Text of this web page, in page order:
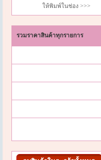
ให้พิมพ์ในช่อง >>>
รวมราคาสินค้าทุกรายการ